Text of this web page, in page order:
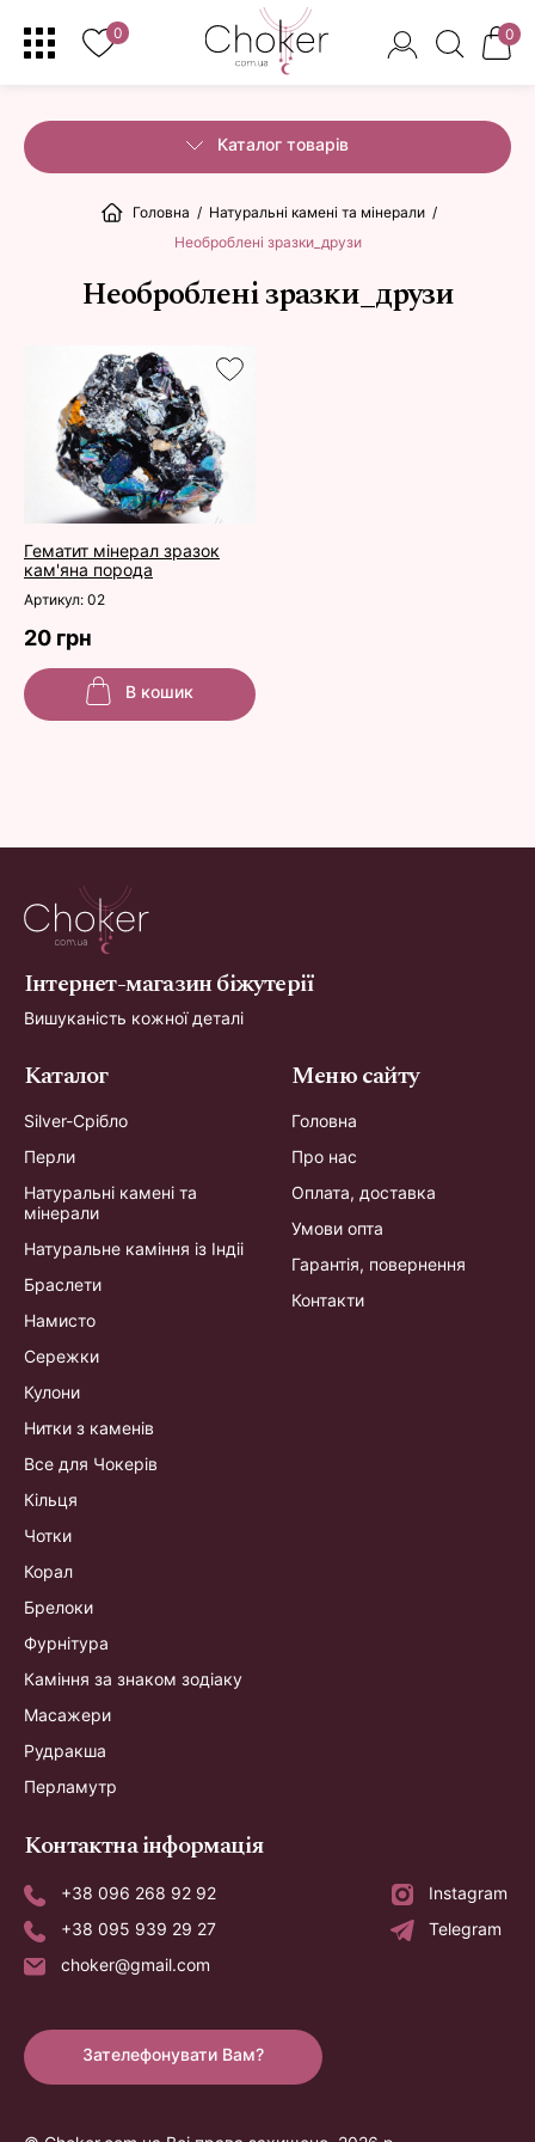
0 0
Каталог товарів
Головна / Натуральні камені та мінерали /
Необроблені зразки_друзи
Необроблені зразки_друзи
Гематит мінерал зразок
кам'яна порода
Артикул: 02
20 грн
В кошик
Інтернет-магазин біжутерії
Вишуканість кожної деталі
Каталог
Silver-Срібло
Перли
Натуральні камені та
мінерали
Натуральне каміння із Індіі
Браслети
Намисто
Сережки
Кулони
Нитки з каменів
Все для Чокерів
Кільця
Чотки
Корал
Брелоки
Фурнітура
Каміння за знаком зодіаку
Масажери
Рудракша
Перламутр
Меню сайту
Головна
Про нас
Оплата, доставка
Умови опта
Гарантія, повернення
Контакти
Контактна інформація
+38 096 268 92 92
Instagram
+38 095 939 29 27
Telegram
choker@gmail.com
Зателефонувати Вам?